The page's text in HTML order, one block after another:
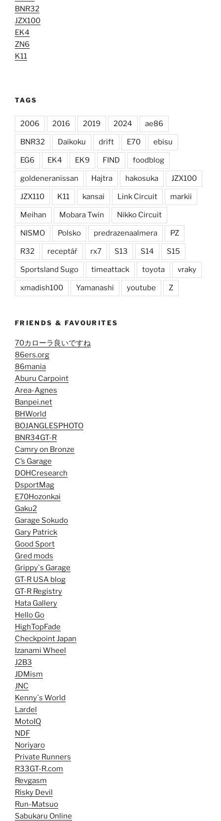
BNR32
JZX100
EK4
ZN6
K11
TAGS
2006 2016 2019 2024 ae86
BNR32 Daikoku drift E70 ebisu
EG6 EK4 EK9 FIND foodblog
goldeneranissan Hajtra hakosuka JZX100
JZX110 K11 kansai Link Circuit markii
Meihan Mobara Twin Nikko Circuit
NISMO Polsko predrazenaalmera PZ
R32 receptář rx7 S13 S14 S15
Sportsland Sugo timeattack toyota vraky
xmadish100 Yamanashi youtube Z
FRIENDS & FAVOURITES
70カローラ良いですね
86ers.org
86mania
Aburu Carpoint
Area-Agnes
Banpei.net
BHWorld
BOJANGLESPHOTO
BNR34GT-R
Camry on Bronze
C’s Garage
DOHCresearch
DsportMag
E70Hozonkai
Gaku2
Garage Sokudo
Gary Patrick
Good Sport
Gred mods
Grippy`s Garage
GT-R USA blog
GT-R Registry
Hata Gallery
Hello Go
HighTopFade
Checkpoint Japan
Izanami Wheel
J2B3
JDMism
JNC
Kenny`s World
Lardel
MotoIQ
NDF
Noriyaro
Private Runners
R33GT-R.com
Revgasm
Risky Devil
Run-Matsuo
Sabukaru Online